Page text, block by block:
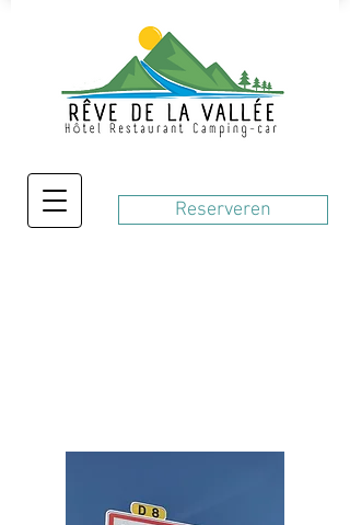
Reserveren